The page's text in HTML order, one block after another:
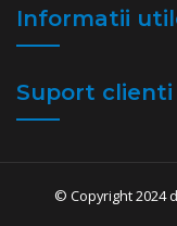
Informatii
Suport clienti
© Copyright 2024